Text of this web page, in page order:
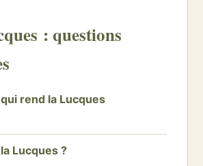
: questions
rend la Lucques
Lucques ?